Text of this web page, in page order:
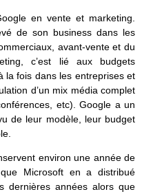
en vente et marketing.
de son business dans les
avant-vente et du
c’est lié aux budgets
la fois dans les entreprises et
d’un mix média complet
etc). Google a un
de leur modèle, leur budget
environ une année de
Microsoft en a distribué
dernières années alors que